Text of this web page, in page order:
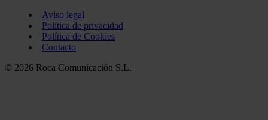
Aviso legal
Política de privacidad
Política de Cookies
Contacto
© 2026 Roca Comunicación S.L.